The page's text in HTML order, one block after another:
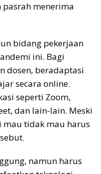
menerima
bidang pekerjaan
ini. Bagi
dosen, beradaptasi
secara online.
seperti Zoom,
dan lain-lain. Meski
mau tidak mau harus
namun harus